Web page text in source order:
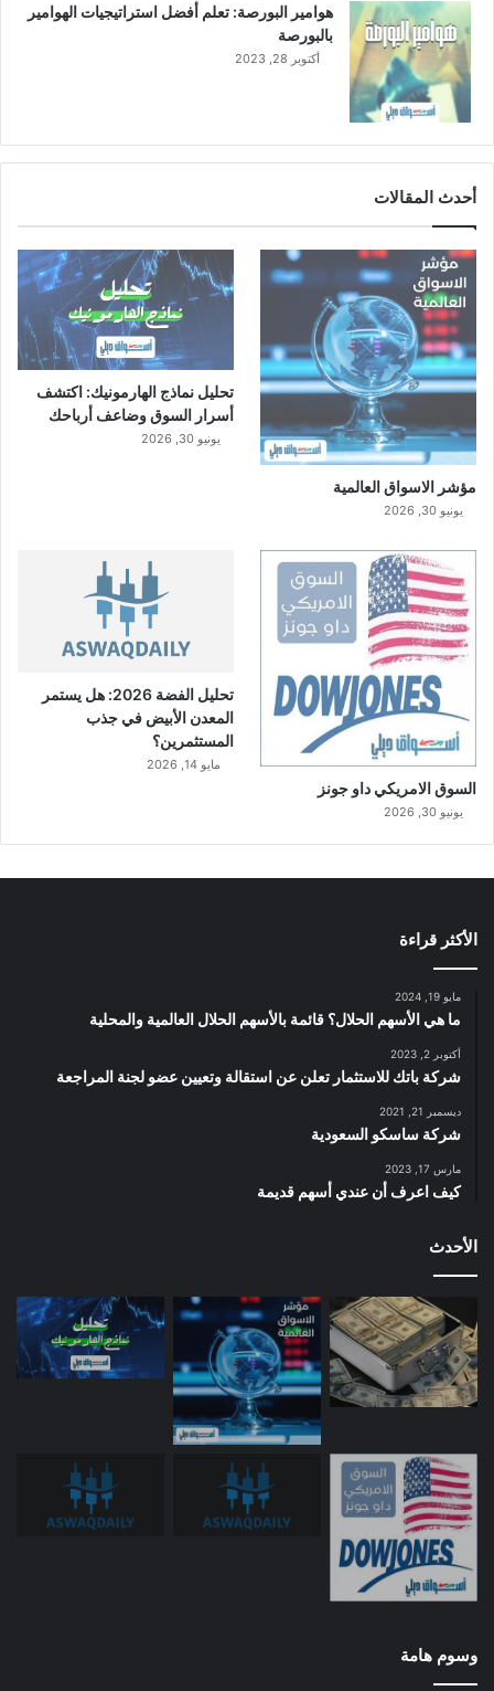
هوامير البورصة: تعلم أفضل استراتيجيات الهوامير
بالبورصة
أكتوبر 28, 2023
أحدث المقالات
مؤشر الاسواق العالمية
يونيو 30, 2026
تحليل نماذج الهارمونيك: اكتشف
أسرار السوق وضاعف أرباحك
يونيو 30, 2026
السوق الامريكي داو جونز
يونيو 30, 2026
تحليل الفضة 2026: هل يستمر
المعدن الأبيض في جذب
المستثمرين؟
مايو 14, 2026
الأكثر قراءة
مايو 19, 2024
ما هي الأسهم الحلال؟ قائمة بالأسهم الحلال العالمية والمحلية
أكتوبر 2, 2023
شركة باتك للاستثمار تعلن عن استقالة وتعيين عضو لجنة المراجعة
ديسمبر 21, 2021
شركة ساسكو السعودية
مارس 17, 2023
كيف اعرف أن عندي أسهم قديمة
الأحدث
وسوم هامة